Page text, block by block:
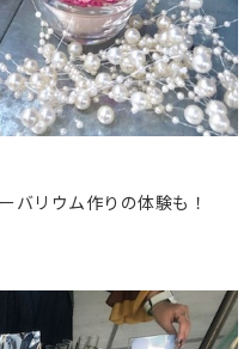
バリウム作りの体験も！